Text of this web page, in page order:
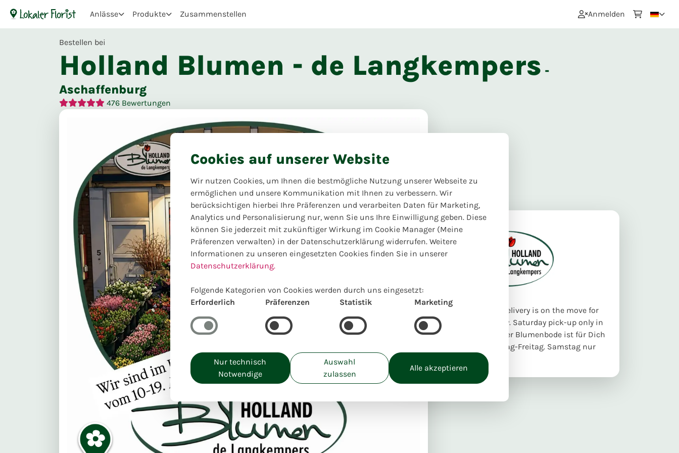
Anlässe Produkte Zusammenstellen Anmelden
Bestellen bei
Holland Blumen - de Langkempers -
Aschaffenburg
476 Bewertungen
Our Aschaffenburg flower delivery is on the move for
you! Delivery Monday-Friday. Saturday pick-up only in
store! Unser Aschaffenburger Blumenbode ist für Dich
unterwegs! Lieferung Montag-Freitag. Samstag nur
Cookies auf unserer Website
Wir nutzen Cookies, um Ihnen die bestmögliche Nutzung unserer Webseite zu
ermöglichen und unsere Kommunikation mit Ihnen zu verbessern. Wir
berücksichtigen hierbei Ihre Präferenzen und verarbeiten Daten für Marketing,
Analytics und Personalisierung nur, wenn Sie uns Ihre Einwilligung geben. Diese
können Sie jederzeit mit zukünftiger Wirkung im Cookie Manager (Meine
Präferenzen verwalten) in der Datenschutzerklärung widerrufen. Weitere
Informationen zu unseren eingesetzten Cookies finden Sie in unserer
Datenschutzerklärung.
Folgende Kategorien von Cookies werden durch uns eingesetzt:
Erforderlich
Präferenzen Statistik Marketing
Nur technisch
Notwendige
Auswahl
zulassen
Alle akzeptieren